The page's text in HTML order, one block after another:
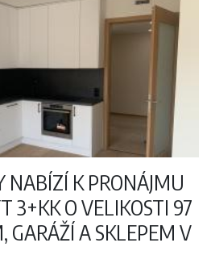
NABÍZÍ K PRONÁJMU
3+KK O VELIKOSTI 97
GARÁŽÍ A SKLEPEM V